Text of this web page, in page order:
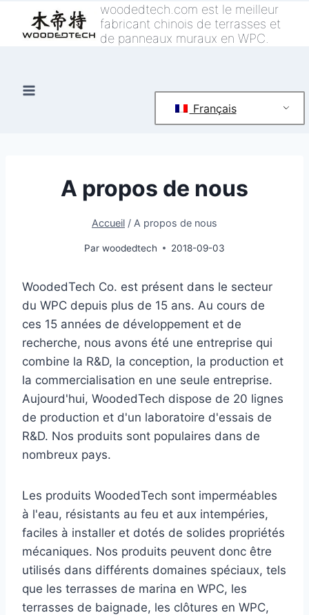
woodedtech.com est le meilleur
fabricant chinois de terrasses et
de panneaux muraux en WPC.
Français
A propos de nous
Accueil / A propos de nous
Par woodedtech 2018-09-03
WoodedTech Co. est présent dans le secteur
du WPC depuis plus de 15 ans. Au cours de
ces 15 années de développement et de
recherche, nous avons été une entreprise qui
combine la R&D, la conception, la production et
la commercialisation en une seule entreprise.
Aujourd'hui, WoodedTech dispose de 20 lignes
de production et d'un laboratoire d'essais de
R&D. Nos produits sont populaires dans de
nombreux pays.
Les produits WoodedTech sont imperméables
à l'eau, résistants au feu et aux intempéries,
faciles à installer et dotés de solides propriétés
mécaniques. Nos produits peuvent donc être
utilisés dans différents domaines spéciaux, tels
que les terrasses de marina en WPC, les
terrasses de baignade, les clôtures en WPC,